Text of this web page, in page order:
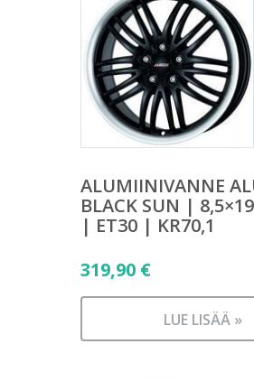
ALUMIINIVANNE
BLACK SUN |
| ET30 | KR70,1
319,90 €
LUE LISÄÄ »